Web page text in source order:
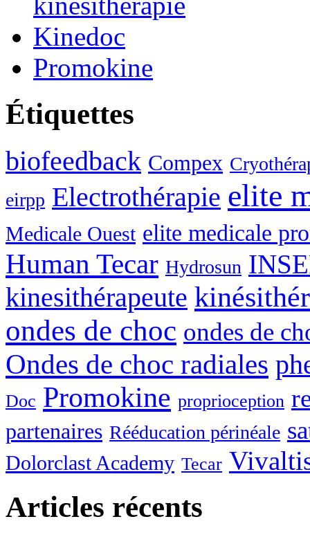
Kinedoc
Promokine
Étiquettes
biofeedback Compex
eirpp Electrothérapie elite
Medicale Ouest elite medicale
Human Tecar Hydrosun
kinesithérapeute
ondes de choc ondes de
Ondes de choc radiales
Doc Promokine proprioception
partenaires Rééducation périnéale
Dolorclast Academy Tecar
Articles récents